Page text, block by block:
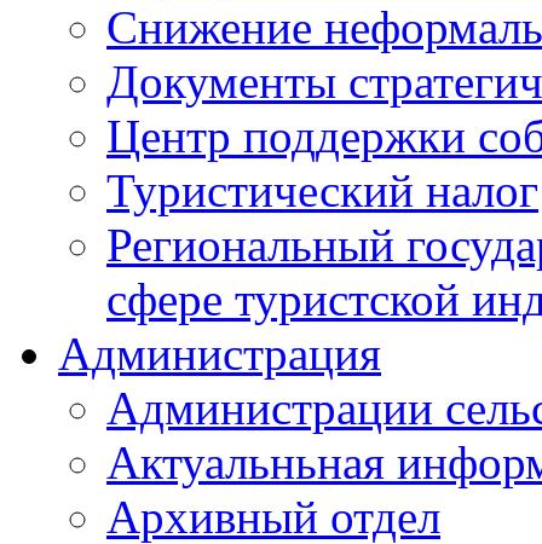
Снижение
Документы
Центр поддержки
Туристический налог
Региональный
сфере туристской
Администрация
Администрации
Актуальньная
Архивный отдел